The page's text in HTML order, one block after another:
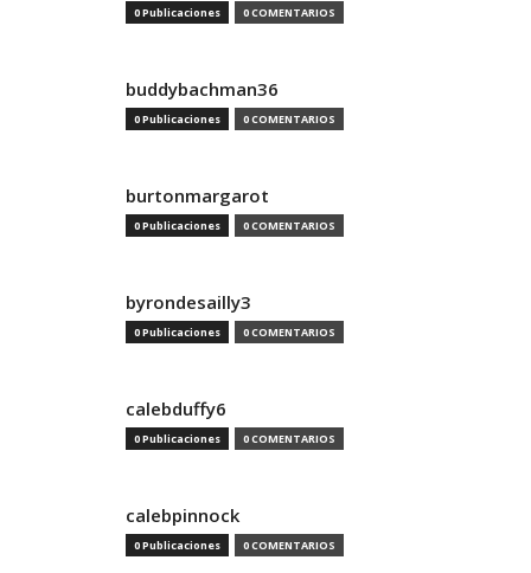
0 Publicaciones 0 COMENTARIOS
buddybachman36
0 Publicaciones 0 COMENTARIOS
burtonmargarot
0 Publicaciones 0 COMENTARIOS
byrondesailly3
0 Publicaciones 0 COMENTARIOS
calebduffy6
0 Publicaciones 0 COMENTARIOS
calebpinnock
0 Publicaciones 0 COMENTARIOS